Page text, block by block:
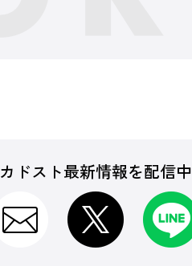
カドスト最新情報を配信中